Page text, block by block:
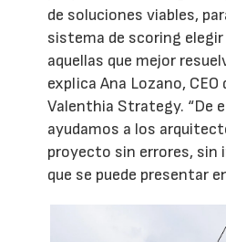
de soluciones viables,
sistema de scoring
aquellas que mejor
explica Ana Lozano, CEO
Valenthia Strategy. “De
ayudamos a los
proyecto sin errores, sin
que se puede presentar